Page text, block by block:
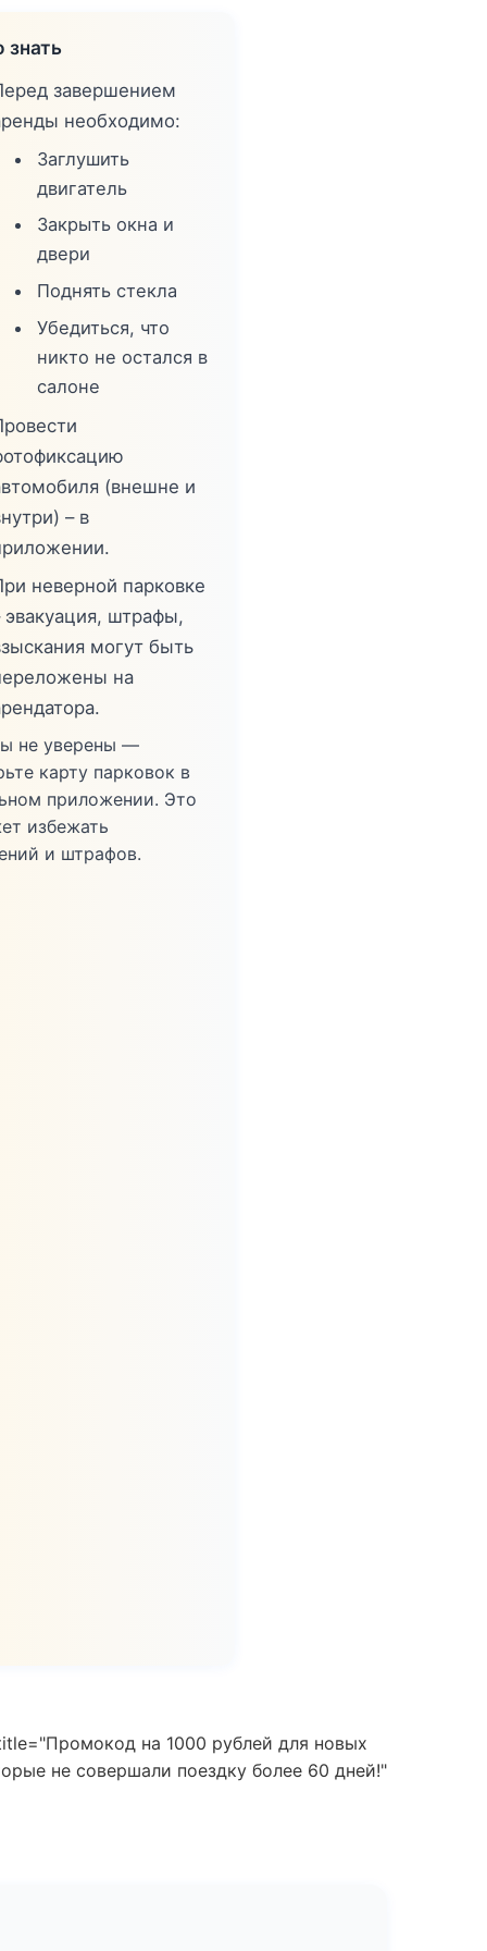
знать
завершением
необходимо:
Заглушить
двигатель
Закрыть окна и
двери
Поднять стекла
Убедиться, что
никто не остался в
салоне
(внешне и
– в
неверной парковке
эвакуация, штрафы,
могут быть
на
не уверены —
карту парковок в
приложении. Это
избежать
и штрафов.
на 1000 рублей для новых
не совершали поездку более 60 дней!"